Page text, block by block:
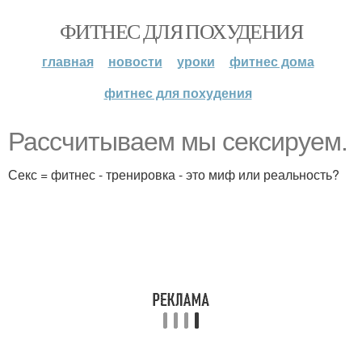
ФИТНЕС ДЛЯ ПОХУДЕНИЯ
главная новости уроки
фитнес дома
фитнес для похудения
Рассчитываем мы сексируем.
Секс = фитнес - тренировка - это миф или реальность?